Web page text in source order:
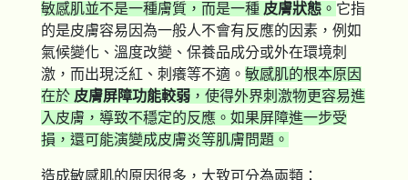
敏感肌並不是一種膚質，而是一種 皮膚狀態 。 它指
的是皮膚容易因為一般人不會有反應的因素，例如
氣候變化、溫度改變、保養品成分或外在環境刺
激，而出現泛紅、刺癢等不適。 敏感肌的根本原因
在於 皮膚屏障功能較弱 ，使得外界刺激物更容易進
入皮膚，導致不穩定的反應。如果屏障進一步受
損，還可能演變成皮膚炎等肌膚問題。
造成敏感肌的原因很多，大致可分為兩類：